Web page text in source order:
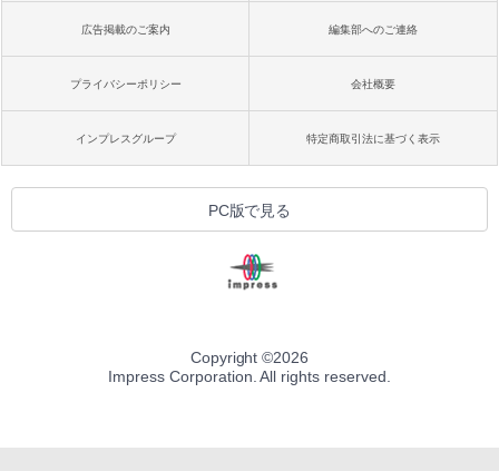
広告掲載のご案内 編集部へのご連絡
プライバシーポリシー 会社概要
インプレスグループ 特定商取引法に基づく表示
PC版で見る
Copyright ©2026
Impress Corporation. All rights reserved.